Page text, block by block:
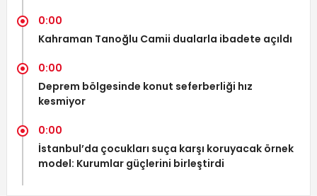
0:00
Kahraman Tanoğlu Camii dualarla ibadete açıldı
0:00
Deprem bölgesinde konut seferberliği hız
kesmiyor
0:00
İstanbul’da çocukları suça karşı koruyacak örnek
model: Kurumlar güçlerini birleştirdi